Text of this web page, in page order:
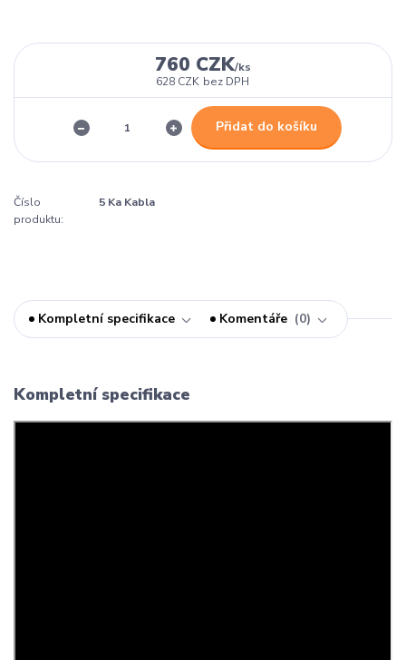
760 CZK/ks
628 CZK bez DPH
Přidat do košíku
Číslo
produktu:
5 Ka Kabla
Kompletní specifikace Komentáře 0
Kompletní specifikace